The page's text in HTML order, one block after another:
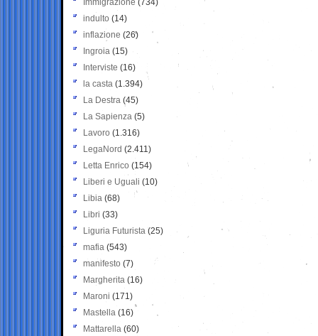
Immigrazione (734)
indulto (14)
inflazione (26)
Ingroia (15)
Interviste (16)
la casta (1.394)
La Destra (45)
La Sapienza (5)
Lavoro (1.316)
LegaNord (2.411)
Letta Enrico (154)
Liberi e Uguali (10)
Libia (68)
Libri (33)
Liguria Futurista (25)
mafia (543)
manifesto (7)
Margherita (16)
Maroni (171)
Mastella (16)
Mattarella (60)